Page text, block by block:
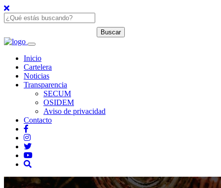
Inicio
Cartelera
Noticias
Transparencia
SECUM
OSIDEM
Aviso de privacidad
Contacto